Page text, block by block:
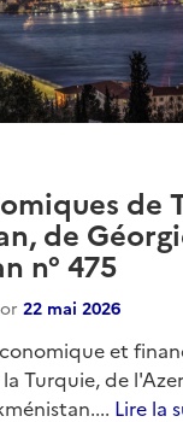
de
de
n° 475
22 mai 2026
et
Turquie, de
Lire la